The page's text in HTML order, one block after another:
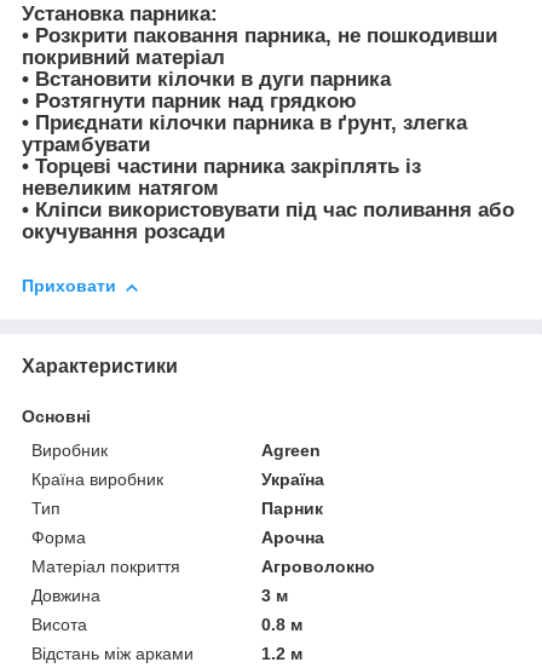
Установка парника:
• Розкрити паковання парника, не пошкодивши
покривний матеріал
• Встановити кілочки в дуги парника
• Розтягнути парник над грядкою
• Приєднати кілочки парника в ґрунт, злегка
утрамбувати
• Торцеві частини парника закріплять із
невеликим натягом
• Кліпси використовувати під час поливання або
окучування розсади
Приховати
Характеристики
Основні
Виробник
Agreen
Країна виробник
Україна
Тип
Парник
Форма
Арочна
Матеріал покриття
Агроволокно
Довжина
3 м
Висота
0.8 м
Відстань між арками
1.2 м